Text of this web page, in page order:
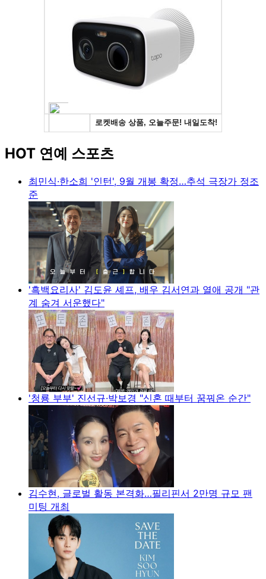
HOT 연예 스포츠
최민식·한소희 '인턴', 9월 개봉 확정…추석 극장가 정조
준
'흑백요리사' 김도윤 셰프, 배우 김서연과 열애 공개 "관
계 숨겨 서운했다"
'청룡 부부' 진선규·박보경 "신혼 때부터 꿈꿔온 순간"
김수현, 글로벌 활동 본격화…필리핀서 2만명 규모 팬
미팅 개최